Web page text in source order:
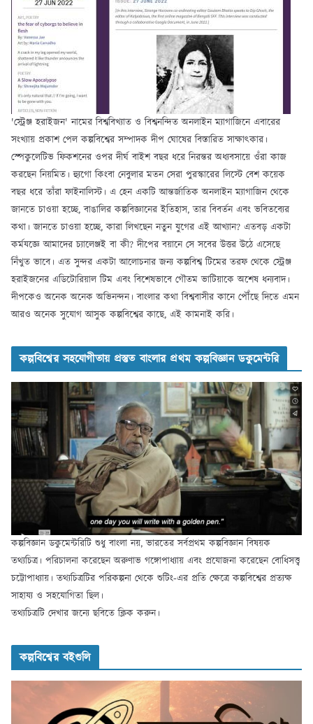
'স্ট্রেঞ্জ হরাইজন' নামের বিশ্ববিখ্যাত ও বিশ্বনন্দিত অনলাইন ম্যাগাজিনে এবারের
সংখ্যায় প্রকাশ পেল কল্পবিশ্বের সম্পাদক দীপ ঘোষের বিস্তারিত সাক্ষাৎকার।
স্পেকুলেটিভ ফিকশনের ওপর দীর্ঘ বাইশ বছর ধরে নিরন্তর অধ্যবসায়ে ওঁরা কাজ
করছেন নিয়মিত। হ্যুগো কিংবা নেবুলার মতন সেরা পুরস্কারের লিস্টে বেশ কয়েক
বছর ধরে তাঁরা ফাইনালিস্ট। এ হেন একটি আন্তর্জাতিক অনলাইন ম্যাগাজিন থেকে
জানতে চাওয়া হচ্ছে, বাঙালির কল্পবিজ্ঞানের ইতিহাস, তার বিবর্তন এবং ভবিতব্যের
কথা। জানতে চাওয়া হচ্ছে, কারা লিখছেন নতুন যুগের এই আখ্যান? এতবড় একটা
কর্মযজ্ঞে আমাদের চ্যালেঞ্জই বা কী? দীপের বয়ানে সে সবের উত্তর উঠে এসেছে
নিঁখুত ভাবে। এত সুন্দর একটা আলোচনার জন্য কল্পবিশ্ব টিমের তরফ থেকে স্ট্রেঞ্জ
হরাইজনের এডিটোরিয়াল টিম এবং বিশেষভাবে গৌতম ভাটিয়াকে অশেষ ধন্যবাদ।
দীপকেও অনেক অনেক অভিনন্দন। বাংলার কথা বিশ্ববাসীর কানে পৌঁছে দিতে এমন
আরও অনেক সুযোগ আসুক কল্পবিশ্বের কাছে, এই কামনাই করি।
কল্পবিশ্বের সহযোগীতায় প্রস্তুত বাংলার প্রথম কল্পবিজ্ঞান ডকুমেন্টরি
কল্পবিজ্ঞান ডকুমেন্টরিটি শুধু বাংলা নয়, ভারতের সর্বপ্রথম কল্পবিজ্ঞান বিষয়ক
তথ্যচিত্র। পরিচালনা করেছেন অরুণাভ গঙ্গোপাধ্যায় এবং প্রযোজনা করেছেন বোধিসত্ত্ব
চট্টোপাধ্যায়। তথ্যচিত্রটির পরিকল্পনা থেকে শুটিং-এর প্রতি ক্ষেত্রে কল্পবিশ্বের প্রত্যক্ষ
সাহায্য ও সহযোগিতা ছিল।
তথ্যচিত্রটি দেখার জন্যে ছবিতে ক্লিক করুন।
কল্পবিশ্বের বইগুলি